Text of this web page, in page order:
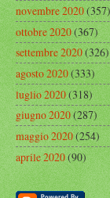
novembre 2020(357)
ottobre 2020(367)
settembre 2020(326)
agosto 2020(333)
luglio 2020(318)
giugno 2020(287)
maggio 2020(254)
aprile 2020(90)